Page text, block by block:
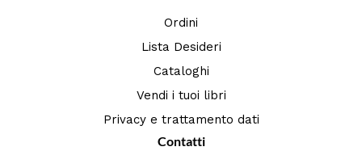
Ordini
Lista Desideri
Cataloghi
Vendi i tuoi libri
Privacy e trattamento dati
Contatti